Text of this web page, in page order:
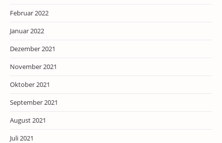
Februar 2022
Januar 2022
Dezember 2021
November 2021
Oktober 2021
September 2021
August 2021
Juli 2021